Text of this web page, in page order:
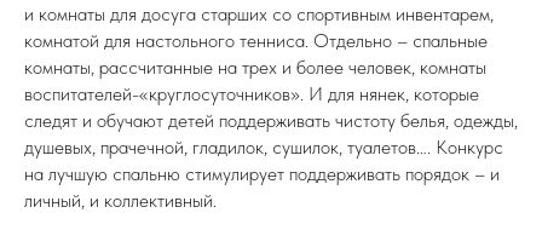
и комнаты для досуга старших со спортивным инвентарем,
комнатой для настольного тенниса. Отдельно – спальные
комнаты, рассчитанные на трех и более человек, комнаты
воспитателей-«круглосуточников». И для нянек, которые
следят и обучают детей поддерживать чистоту белья, одежды,
душевых, прачечной, гладилок, сушилок, туалетов…. Конкурс
на лучшую спальню стимулирует поддерживать порядок – и
личный, и коллективный.